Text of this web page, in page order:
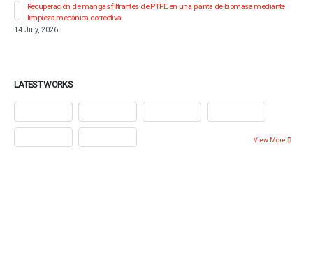
Recuperación de mangas filtrantes de PTFE en una planta de biomasa mediante
limpieza mecánica correctiva
14 July, 2026
LATEST WORKS
View More